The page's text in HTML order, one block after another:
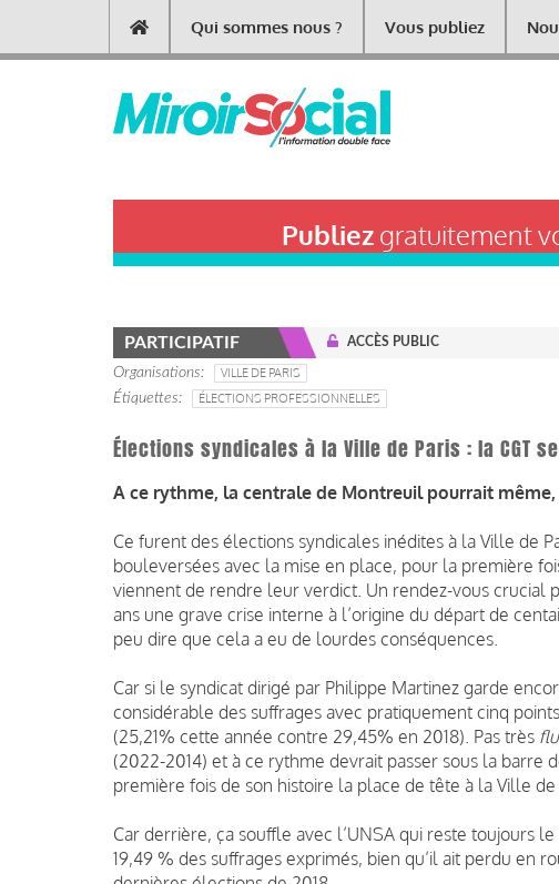
contenu
Main
navigation
Qui sommes nous ? Vous publiez
Publiezgratuitement
PARTICIPATIF ACCÈS PUBLIC
Organisations
VILLE DE PARIS
Étiquettes
ÉLECTIONS PROFESSIONNELLES
Élections syndicales à la Ville de Paris : la CGT
A ce rythme, la centrale de Montreuil pourrait
Ce furent des élections syndicales inédites à la Ville de
bouleversées avec la mise en place, pour la première
viennent de rendre leur verdict. Un rendez-vous crucial
ans une grave crise interne à l’origine du départ de
peu dire que cela a eu de lourdes conséquences.
Car si le syndicat dirigé par Philippe Martinez garde
considérable des suffrages avec pratiquement cinq
(25,21% cette année contre 29,45% en 2018). Pas très
(2022-2014) et à ce rythme devrait passer sous la barre
première fois de son histoire la place de tête à la Ville de
Car derrière, ça souffle avec l’UNSA qui reste toujours
19,49 % des suffrages exprimés, bien qu’il ait perdu en